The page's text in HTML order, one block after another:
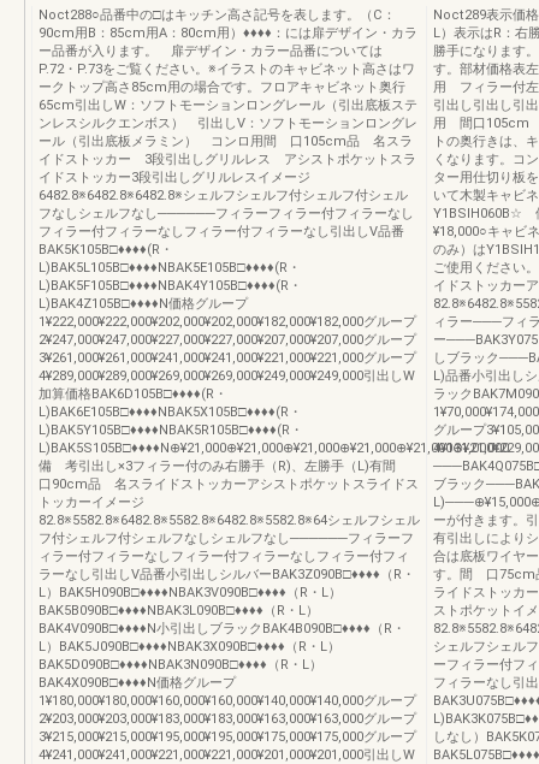
Noct288○品番中の□はキッチン高さ記号を表します。（C：
90cm用B：85cm用A：80cm用）♦♦♦♦：には扉デザイン・カラ
ー品番が入ります。 扉デザイン・カラー品番については
P.72・P.73をご覧ください。※イラストのキャビネット高さはワ
ークトップ高さ85cm用の場合です。フロアキャビネット奥行
65cm引出しW：ソフトモーションロングレール（引出底板ステ
ンレスシルクエンボス） 引出しV：ソフトモーションロングレ
ール（引出底板メラミン） コンロ用間 口105cm品 名スラ
イドストッカー 3段引出しグリルレス アシストポケットスラ
イドストッカー3段引出しグリルレスイメージ
6482.8※6482.8※6482.8※シェルフシェルフ付シェルフ付シェル
フなしシェルフなし──────フィラーフィラー付フィラーなし
フィラー付フィラーなしフィラー付フィラーなし引出しV品番
BAK5K105B□♦♦♦♦(R・
L)BAK5L105B□♦♦♦♦NBAK5E105B□♦♦♦♦(R・
L)BAK5F105B□♦♦♦♦NBAK4Y105B□♦♦♦♦(R・
L)BAK4Z105B□♦♦♦♦N価格グループ
1¥222,000¥222,000¥202,000¥202,000¥182,000¥182,000グループ
2¥247,000¥247,000¥227,000¥227,000¥207,000¥207,000グループ
3¥261,000¥261,000¥241,000¥241,000¥221,000¥221,000グループ
4¥289,000¥289,000¥269,000¥269,000¥249,000¥249,000引出しW
加算価格BAK6D105B□♦♦♦♦(R・
L)BAK6E105B□♦♦♦♦NBAK5X105B□♦♦♦♦(R・
L)BAK5Y105B□♦♦♦♦NBAK5R105B□♦♦♦♦(R・
L)BAK5S105B□♦♦♦♦N⊕¥21,000⊕¥21,000⊕¥21,000⊕¥21,000⊕¥21,000⊕¥21,000
備 考引出し×3フィラー付のみ右勝手（R)、左勝手（L)有間
口90cm品 名スライドストッカーアシストポケットスライドス
トッカーイメージ
82.8※5582.8※6482.8※5582.8※6482.8※5582.8※64シェルフシェル
フ付シェルフ付シェルフなしシェルフなし──────フィラーフ
ィラー付フィラーなしフィラー付フィラーなしフィラー付フィ
ラーなし引出しV品番小引出しシルバーBAK3Z090B□♦♦♦♦（R・
L）BAK5H090B□♦♦♦♦NBAK3V090B□♦♦♦♦（R・L）
BAK5B090B□♦♦♦♦NBAK3L090B□♦♦♦♦（R・L）
BAK4V090B□♦♦♦♦N小引出しブラックBAK4B090B□♦♦♦♦（R・
L）BAK5J090B□♦♦♦♦NBAK3X090B□♦♦♦♦（R・L）
BAK5D090B□♦♦♦♦NBAK3N090B□♦♦♦♦（R・L）
BAK4X090B□♦♦♦♦N価格グループ
1¥180,000¥180,000¥160,000¥160,000¥140,000¥140,000グループ
2¥203,000¥203,000¥183,000¥183,000¥163,000¥163,000グループ
3¥215,000¥215,000¥195,000¥195,000¥175,000¥175,000グループ
4¥241,000¥241,000¥221,000¥221,000¥201,000¥201,000引出しW
Noct289表示価
L）表示はR：右
勝手になります
す。部材価格表
用 フィラー付左
引出し引出し引
用 間口105cm
トの奥行きは、
くなります。コ
ター用仕切り板
いて木製キャビ
Y1BSIH060B☆
¥18,000○キャビ
のみ）は
ご使用ください
イドストッカー
ィラー───フィ
ー
しブラック
L)品番小引出し
ラック
グループ
ブラック
ーが付きます。
有引出しにより
合は底板ワイヤ
す。間 口75cm
ライドストッカ
ストポケットイ
シェルフシェル
ーフィラー付フ
フィラーなし引
しなし）